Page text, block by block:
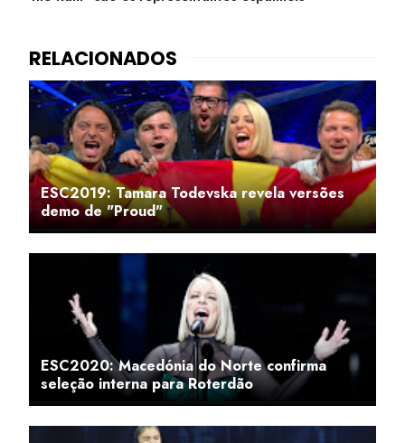
ESC2019: Tamara Todevska revela versões
demo de "Proud"
ESC2020: Macedónia do Norte confirma
seleção interna para Roterdão